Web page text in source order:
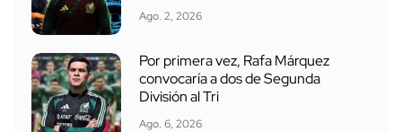
Ago. 2, 2026
Por primera vez, Rafa Márquez
convocaría a dos de Segunda
División al Tri
Ago. 6, 2026